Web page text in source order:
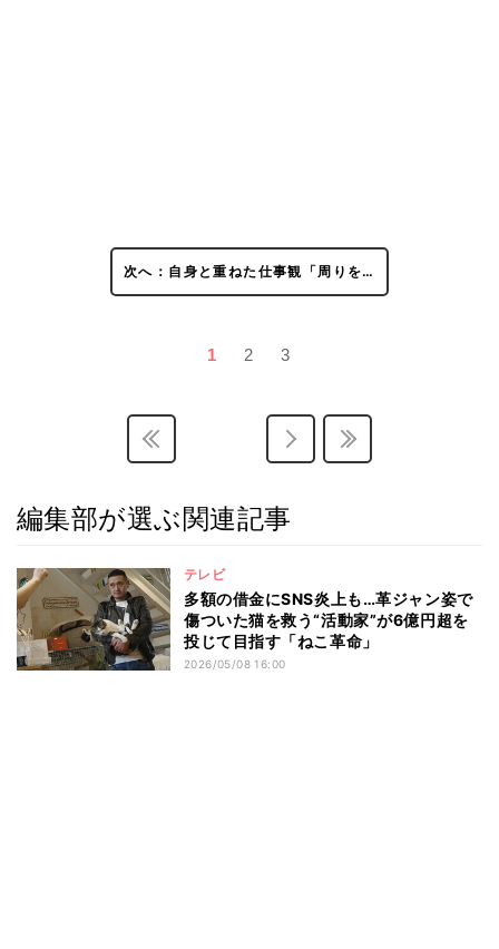
次へ：自身と重ねた仕事観「周りを…
1 2 3
編集部が選ぶ関連記事
テレビ
多額の借金にSNS炎上も…革ジャン姿で
傷ついた猫を救う“活動家”が6億円超を
投じて目指す「ねこ革命」
2026/05/08 16:00